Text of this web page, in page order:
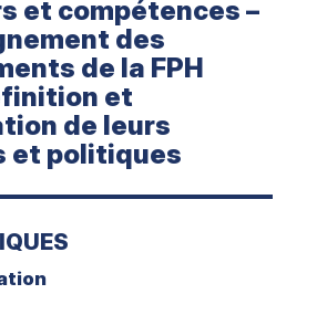
et compétences –
des
de la FPH
et
de leurs
et politiques